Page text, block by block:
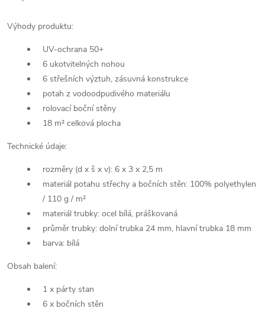
Výhody produktu:
UV-ochrana 50+
6 ukotvitelných nohou
6 střešních výztuh, zásuvná konstrukce
potah z vodoodpudivého materiálu
rolovací boční stěny
18 m² celková plocha
Technické údaje:
rozměry (d x š x v): 6 x 3 x 2,5 m
materiál potahu střechy a bočních stěn: 100% polyethylen
/ 110 g / m²
materiál trubky: ocel bílá, práškovaná
průměr trubky: dolní trubka 24 mm, hlavní trubka 18 mm
barva: bílá
Obsah balení:
1 x párty stan
6 x bočních stěn